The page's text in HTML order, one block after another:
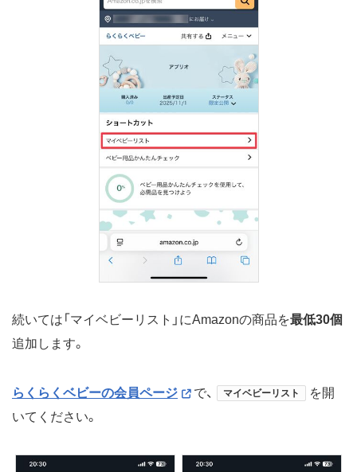
続いては「マイベビーリスト」にAmazonの商品を最低30個
追加します。
らくらくベビーの会員ページ で、 マイベビーリスト
を開
いてください。